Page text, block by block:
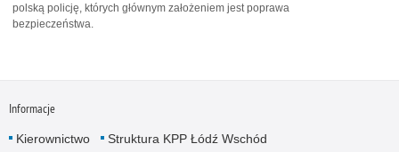
polską policję, których głównym założeniem jest poprawa
bezpieczeństwa.
Informacje
Kierownictwo
Struktura KPP Łódź Wschód